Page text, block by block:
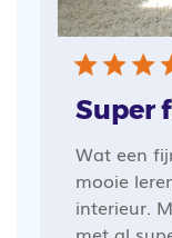
Super
Wat een
mooie
interieur.